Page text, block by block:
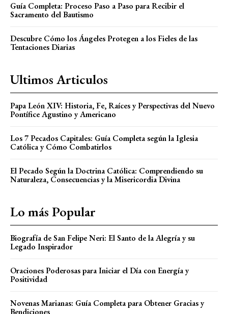
Guía Completa: Proceso Paso a Paso para Recibir el
Sacramento del Bautismo
Descubre Cómo los Ángeles Protegen a los Fieles de las
Tentaciones Diarias
Ultimos Articulos
Papa León XIV: Historia, Fe, Raíces y Perspectivas del Nuevo
Pontífice Agustino y Americano
Los 7 Pecados Capitales: Guía Completa según la Iglesia
Católica y Cómo Combatirlos
El Pecado Según la Doctrina Católica: Comprendiendo su
Naturaleza, Consecuencias y la Misericordia Divina
Lo más Popular
Biografía de San Felipe Neri: El Santo de la Alegría y su
Legado Inspirador
Oraciones Poderosas para Iniciar el Día con Energía y
Positividad
Novenas Marianas: Guía Completa para Obtener Gracias y